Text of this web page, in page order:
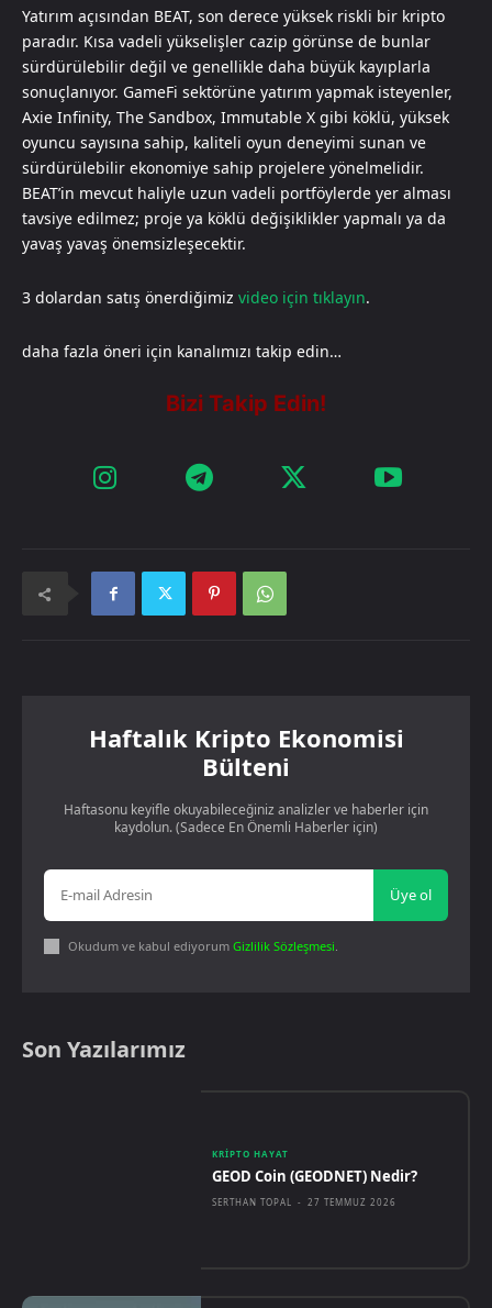
Yatırım açısından BEAT, son derece yüksek riskli bir kripto
paradır. Kısa vadeli yükselişler cazip görünse de bunlar
sürdürülebilir değil ve genellikle daha büyük kayıplarla
sonuçlanıyor. GameFi sektörüne yatırım yapmak isteyenler,
Axie Infinity, The Sandbox, Immutable X gibi köklü, yüksek
oyuncu sayısına sahip, kaliteli oyun deneyimi sunan ve
sürdürülebilir ekonomiye sahip projelere yönelmelidir.
BEAT’in mevcut haliyle uzun vadeli portföylerde yer alması
tavsiye edilmez; proje ya köklü değişiklikler yapmalı ya da
yavaş yavaş önemsizleşecektir.​​​​​​​​​​​​​​​​
3 dolardan satış önerdiğimiz video için tıklayın.
daha fazla öneri için kanalımızı takip edin…
Haftalık Kripto Ekonomisi
Bülteni
Haftasonu keyifle okuyabileceğiniz analizler ve haberler için
kaydolun. (Sadece En Önemli Haberler için)
Üye ol
Okudum ve kabul ediyorum Gizlilik Sözleşmesi.
Son Yazılarımız
KRIPTO HAYAT
GEOD Coin (GEODNET) Nedir?
SERTHAN TOPAL - 27 TEMMUZ 2026